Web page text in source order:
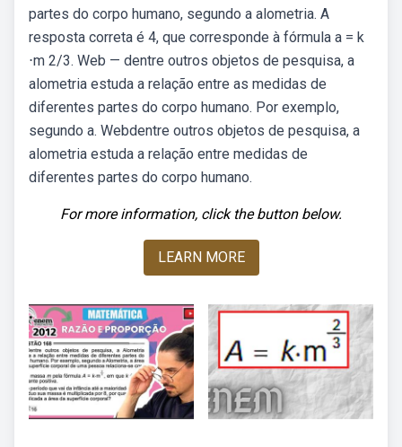
partes do corpo humano, segundo a alometria. A
resposta correta é 4, que corresponde à fórmula a = k
⋅m 2/3. Web — dentre outros objetos de pesquisa, a
alometria estuda a relação entre as medidas de
diferentes partes do corpo humano. Por exemplo,
segundo a. Webdentre outros objetos de pesquisa, a
alometria estuda a relação entre medidas de
diferentes partes do corpo humano.
For more information, click the button below.
LEARN MORE